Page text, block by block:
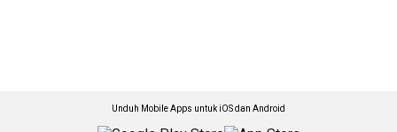
Unduh Mobile Apps untuk iOS dan Android